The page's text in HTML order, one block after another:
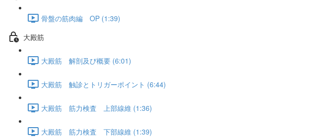
骨盤の筋肉編 OP (1:39)
大殿筋
大殿筋 解剖及び概要 (6:01)
大殿筋 触診とトリガーポイント (6:44)
大殿筋 筋力検査 上部線維 (1:36)
大殿筋 筋力検査 下部線維 (1:39)